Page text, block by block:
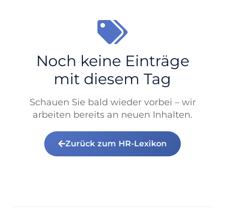
Noch keine Einträge
mit diesem Tag
Schauen Sie bald wieder vorbei – wir
arbeiten bereits an neuen Inhalten.
Zurück zum HR-Lexikon